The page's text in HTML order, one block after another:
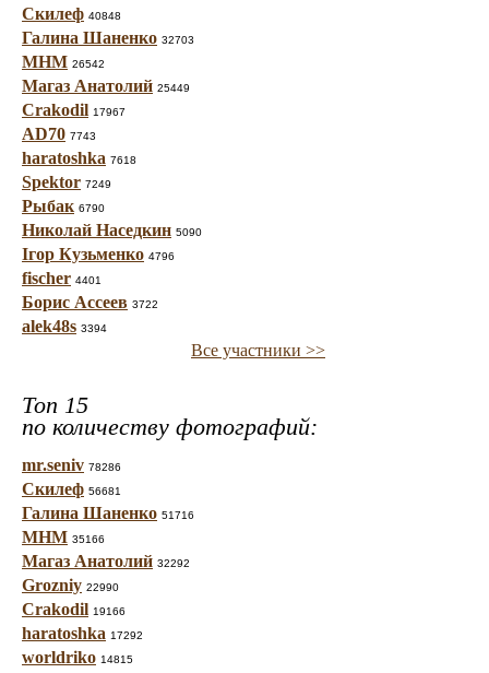
Скилеф 40848
Галина Шаненко 32703
МНМ 26542
Магаз Анатолий 25449
Crakodil 17967
AD70 7743
haratoshka 7618
Spektor 7249
Рыбак 6790
Николай Наседкин 5090
Ігор Кузьменко 4796
fischer 4401
Борис Ассеев 3722
alek48s 3394
Все участники >>
Топ 15
по количеству фотографий:
mr.seniv 78286
Скилеф 56681
Галина Шаненко 51716
МНМ 35166
Магаз Анатолий 32292
Grozniy 22990
Crakodil 19166
haratoshka 17292
worldriko 14815